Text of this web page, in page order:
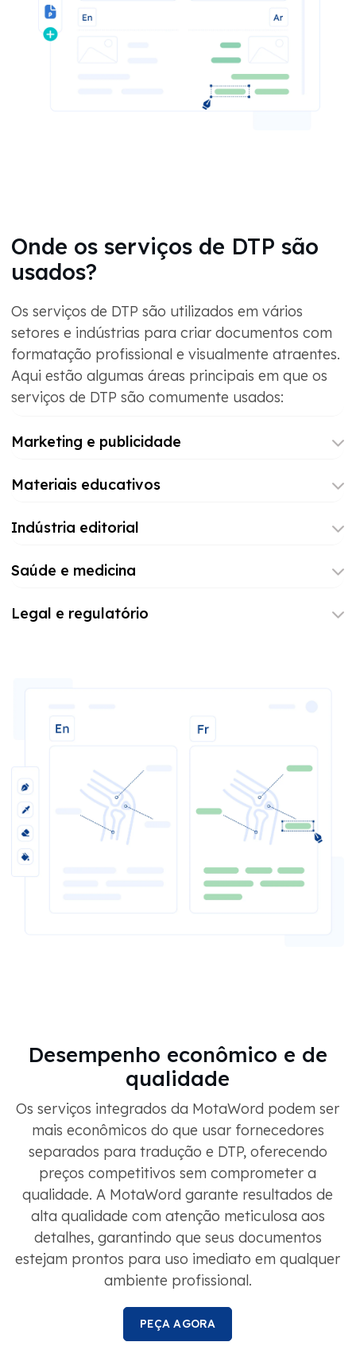
Onde os serviços de DTP são
usados?
Os serviços de DTP são utilizados em vários
setores e indústrias para criar documentos com
formatação profissional e visualmente atraentes.
Aqui estão algumas áreas principais em que os
serviços de DTP são comumente usados:
Marketing e publicidade
Materiais educativos
Indústria editorial
Saúde e medicina
Legal e regulatório
Desempenho econômico e de
qualidade
Os serviços integrados da MotaWord podem ser
mais econômicos do que usar fornecedores
separados para tradução e DTP, oferecendo
preços competitivos sem comprometer a
qualidade. A MotaWord garante resultados de
alta qualidade com atenção meticulosa aos
detalhes, garantindo que seus documentos
estejam prontos para uso imediato em qualquer
ambiente profissional.
PEÇA AGORA